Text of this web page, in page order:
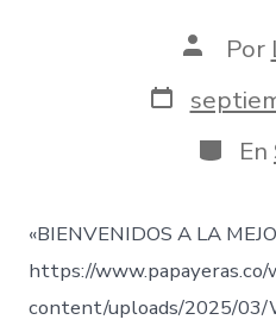
Autor
la
entrada
Por
Fecha
de
publicación
En
«BIENVENIDOS A LA
https://www.papayeras.co/
content/uploads/2025/